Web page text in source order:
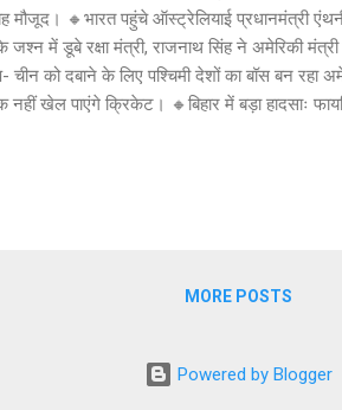
मौजूद। 🔸भारत पहुंचे ऑस्ट्रेलियाई प्रधानमंत्री
जश्न में डूबे रक्षा मंत्री, राजनाथ सिंह ने अमेरिकी
चीन को दबाने के लिए पश्चिमी देशों का बॉस बन रहा
नहीं खेल पाएंगे क्रिकेट। 🔸बिहार में बड़ा हादसाः
लाख की डिमांड। 🔸Women's Day पर नीता अंबानी
MORE POSTS
Powered by Blogger